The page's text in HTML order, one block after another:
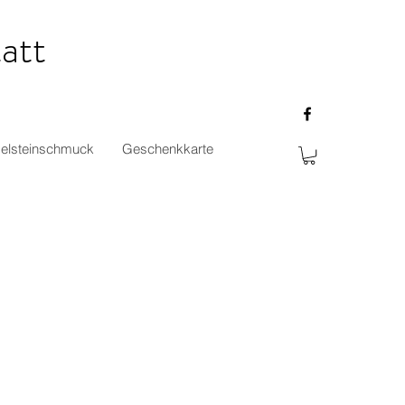
Geschenkkarte